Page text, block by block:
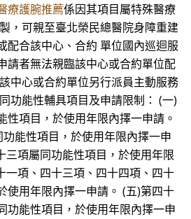
療護腕推薦係因其項目屬特殊醫療
，可親至臺北榮民總醫院身障重建
配合該中心、合約 單位國內巡迴服
請者無法親臨該中心或合約單位配
中心或合約單位另行派員主動服務
功能性輔具項目及申請限制： (一)
性項目，於使用年限內擇一申請。
能性項目，於使用年限內擇一申
三項屬同功能性項目，於使用年限
一項、四十三項、四十四項、四十
使用年限內擇一申請。 (五)第四十
功能性項目，於使用年限內擇一申